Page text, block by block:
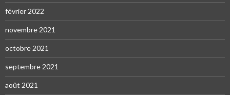
février 2022
novembre 2021
octobre 2021
septembre 2021
août 2021